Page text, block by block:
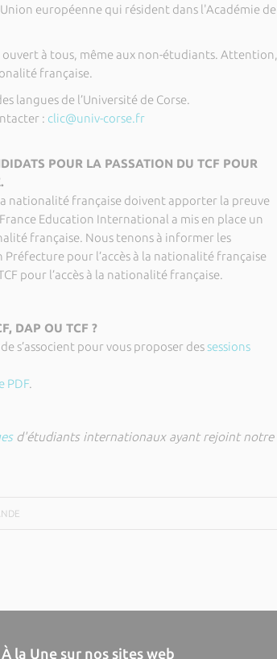
européenne qui résident dans l'Académie de
ouvert à tous, même aux non-étudiants. Attention,
française.
langues de l’Université de Corse.
: clic@univ-corse.fr
POUR LA PASSATION DU TCF POUR
nationalité française doivent apporter la preuve
Education International a mis en place un
française. Nous tenons à informer les
pour l’accès à la nationalité française
pour l’accès à la nationalité française.
DAP OU TCF ?
s’associent pour vous proposer dessessions
PDF.
d'étudiants internationaux ayant rejoint notre
À la Une sur nos sites web